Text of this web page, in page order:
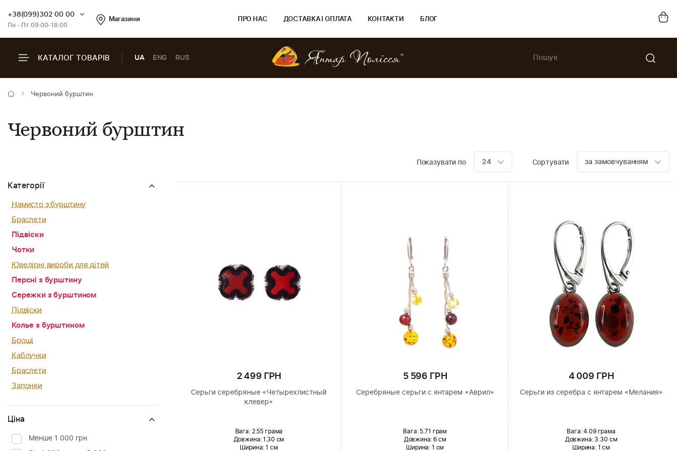
+38(099)302 00 00
Пн - Пт 09:00-18:00
Магазини ПРО НАС ДОСТАВКА І ОПЛАТА КОНТАКТИ БЛОГ
КАТАЛОГ ТОВАРІВ UA ENG RUS
Червоний бурштин
Червоний бурштин
Показувати по 24 Сортувати за замовчуванням
Категорії
Намисто з бурштину
Браслети
Підвіски
Чотки
Ювелірні вироби для дітей
Персні з бурштину
Сережки з бурштином
Підвіски
Колье з бурштином
Броші
Каблучки
Браслети
Запонки
Ціна
Менше 1 000 грн
2 499 ГРН
Серьги серебряные «Четырехлистный
клевер»
Вага: 2.55 грама
Довжина:1.30 см
Ширина: 1 см
5 596 ГРН
Серебряные серьги с янтарем «Аврил»
Вага: 5.71 грам
Довжина:6 см
Ширина: 1 см
4 009 ГРН
Серьги из серебра с янтарем «Мелания»
Вага: 4.09 грама
Довжина:3.30 см
Ширина: 1 см